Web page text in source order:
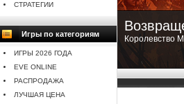
СТРАТЕГИИ
Игры по категориям
ИГРЫ 2026 ГОДА
EVE ONLINE
РАСПРОДАЖА
ЛУЧШАЯ ЦЕНА
Королевство